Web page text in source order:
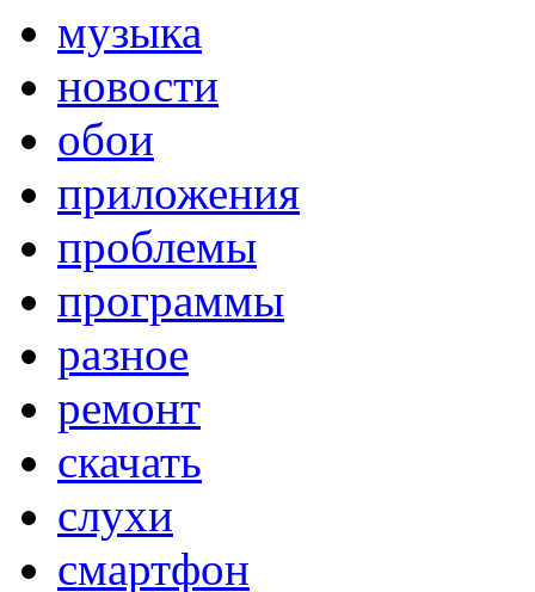
музыка
новости
обои
приложения
проблемы
программы
разное
ремонт
скачать
слухи
смартфон